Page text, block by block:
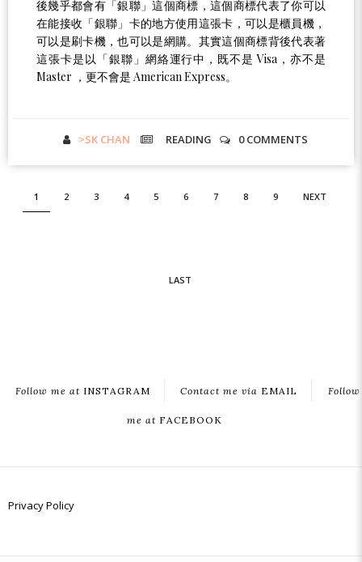
後幾乎都會有「銀聯」這個商標，這個商標代表了你可以
在能接收「銀聯」卡的地方使用這張卡，可以是櫃員機，
可以是刷卡機，也可以是網購。其實這個商標背後代表著
這張卡是以「銀聯」網絡運行中，既不是 Visa，亦不是
Master ，更不會是 American Express。
>SK CHAN READING 0 COMMENTS
1 2 3 4 5 6 7 8 9 NEXT
LAST
Follow me atINSTAGRAM Contact me via EMAIL Follow
me atFACEBOOK
Privacy Policy